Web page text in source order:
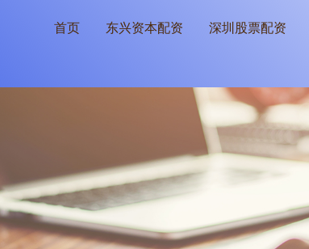
首页 东兴资本配资 深圳股票配资